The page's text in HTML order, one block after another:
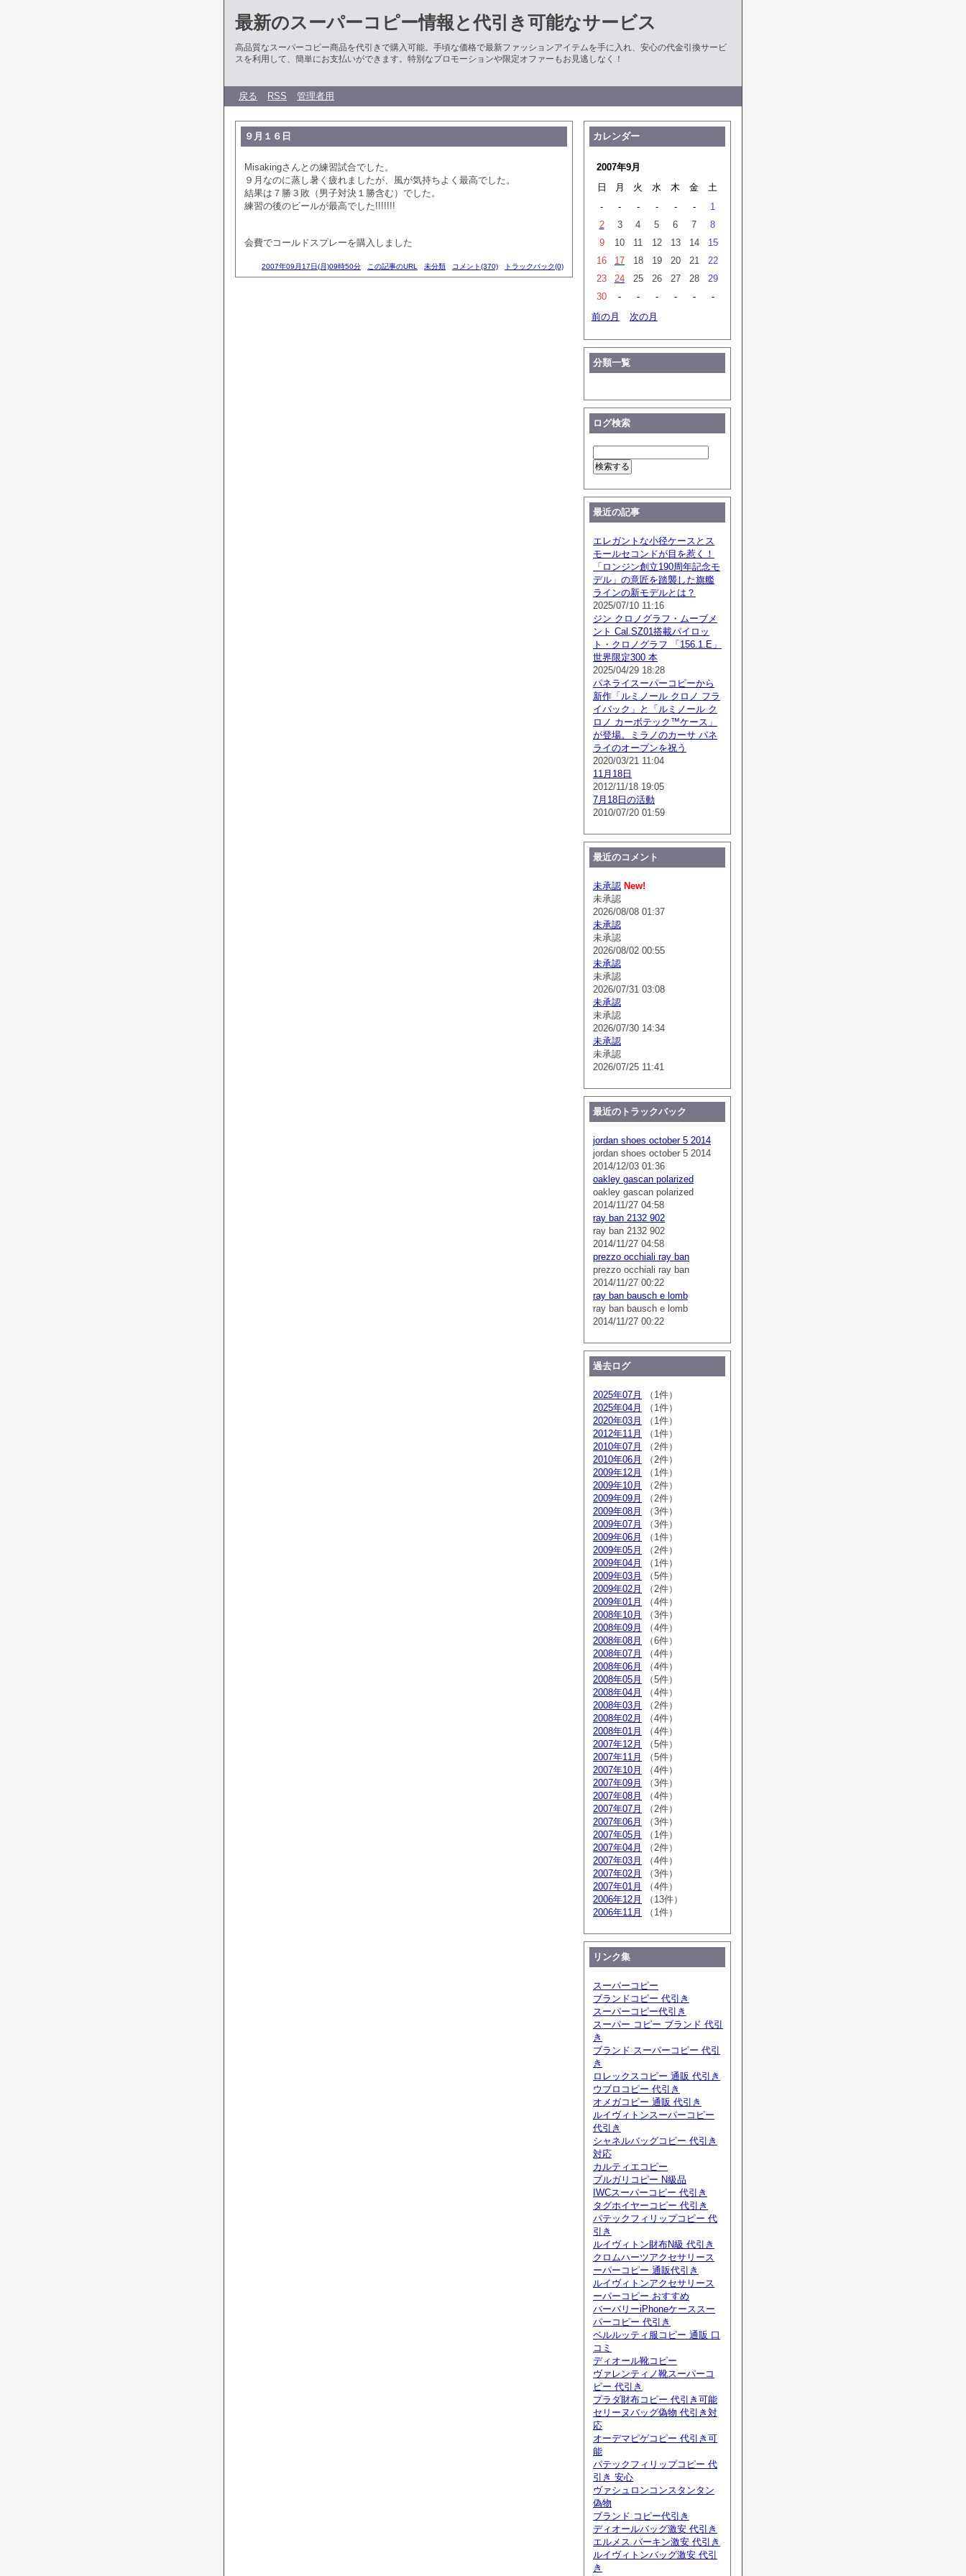
最新のスーパーコピー情報と代引き可能なサービス
高品質なスーパーコピー商品を代引きで購入可能。手頃な価格で最新ファッションアイテムを手に入れ、安心の代金引換サービ
スを利用して、簡単にお支払いができます。特別なプロモーションや限定オファーもお見逃しなく！
戻る RSS 管理者用
９月１６日
Misakingさんとの練習試合でした。
９月なのに蒸し暑く疲れましたが、風が気持ちよく最高でした。
結果は７勝３敗（男子対決１勝含む）でした。
練習の後のビールが最高でした!!!!!!!
会費でコールドスプレーを購入しました
2007年09月17日(月)09時50分 この記事のURL 未分類 コメント(370) トラックバック(0)
カレンダー
2007年9月
日
月 火 水 木 金
土
-
- - - - -
1
2
3 4 5 6 7
8
9
10 11 12 13 14
15
16
17 18 19 20 21
22
23
24 25 26 27 28
29
30
- - - - -
-
前の月
次の月
分類一覧
ログ検索
最近の記事
エレガントな小径ケースとス
モールセコンドが目を惹く！
「ロンジン創立190周年記念モ
デル」の意匠を踏襲した旗艦
ラインの新モデルとは？
2025/07/10 11:16
ジン クロノグラフ・ムーブメ
ント Cal.SZ01搭載パイロッ
ト・クロノグラフ 「156.1.E」
世界限定300 本
2025/04/29 18:28
パネライスーパーコピーから
新作「ルミノール クロノ フラ
イバック」と「ルミノール ク
ロノ カーボテック™ケース」
が登場。ミラノのカーサ パネ
ライのオープンを祝う
2020/03/21 11:04
11月18日
2012/11/18 19:05
7月18日の活動
2010/07/20 01:59
最近のコメント
未承認 New!
未承認
2026/08/08 01:37
未承認
未承認
2026/08/02 00:55
未承認
未承認
2026/07/31 03:08
未承認
未承認
2026/07/30 14:34
未承認
未承認
2026/07/25 11:41
最近のトラックバック
jordan shoes october 5 2014
jordan shoes october 5 2014
2014/12/03 01:36
oakley gascan polarized
oakley gascan polarized
2014/11/27 04:58
ray ban 2132 902
ray ban 2132 902
2014/11/27 04:58
prezzo occhiali ray ban
prezzo occhiali ray ban
2014/11/27 00:22
ray ban bausch e lomb
ray ban bausch e lomb
2014/11/27 00:22
過去ログ
2025年07月
（1件）
2025年04月
（1件）
2020年03月
（1件）
2012年11月
（1件）
2010年07月
（2件）
2010年06月
（2件）
2009年12月
（1件）
2009年10月
（2件）
2009年09月
（2件）
2009年08月
（3件）
2009年07月
（3件）
2009年06月
（1件）
2009年05月
（2件）
2009年04月
（1件）
2009年03月
（5件）
2009年02月
（2件）
2009年01月
（4件）
2008年10月
（3件）
2008年09月
（4件）
2008年08月
（6件）
2008年07月
（4件）
2008年06月
（4件）
2008年05月
（5件）
2008年04月
（4件）
2008年03月
（2件）
2008年02月
（4件）
2008年01月
（4件）
2007年12月
（5件）
2007年11月
（5件）
2007年10月
（4件）
2007年09月
（3件）
2007年08月
（4件）
2007年07月
（2件）
2007年06月
（3件）
2007年05月
（1件）
2007年04月
（2件）
2007年03月
（4件）
2007年02月
（3件）
2007年01月
（4件）
2006年12月
（13件）
2006年11月
（1件）
リンク集
スーパーコピー
ブランドコピー 代引き
スーパーコピー代引き
スーパー コピー ブランド 代引
き
ブランド スーパーコピー 代引
き
ロレックスコピー 通販 代引き
ウブロコピー 代引き
オメガコピー 通販 代引き
ルイヴィトンスーパーコピー
代引き
シャネルバッグコピー 代引き
対応
カルティエコピー
ブルガリコピー N級品
IWCスーパーコピー 代引き
タグホイヤーコピー 代引き
パテックフィリップコピー 代
引き
ルイヴィトン財布N級 代引き
クロムハーツアクセサリース
ーパーコピー 通販代引き
ルイヴィトンアクセサリース
ーパーコピー おすすめ
バーバリーiPhoneケーススー
パーコピー 代引き
ベルルッティ服コピー 通販 口
コミ
ディオール靴コピー
ヴァレンティノ靴スーパーコ
ピー 代引き
プラダ財布コピー 代引き可能
セリーヌバッグ偽物 代引き対
応
オーデマピゲコピー 代引き可
能
パテックフィリップコピー 代
引き 安心
ヴァシュロンコンスタンタン
偽物
ブランド コピー代引き
ディオールバッグ激安 代引き
エルメス バーキン激安 代引き
ルイヴィトンバッグ激安 代引
き